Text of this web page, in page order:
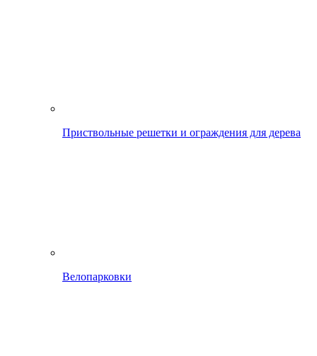
Приствольные решетки и ограждения для дерева
Велопарковки